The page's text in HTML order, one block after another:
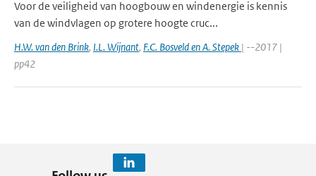
Voor de veiligheid van hoogbouw en windenergie is kennis
van de windvlagen op grotere hoogte cruc...
H.W. van den Brink, I.L. Wijnant, F.C. Bosveld en A. Stepek | --2017 |
pp42